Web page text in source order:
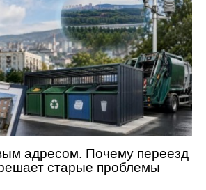
адресом. Почему переезд
старые проблемы